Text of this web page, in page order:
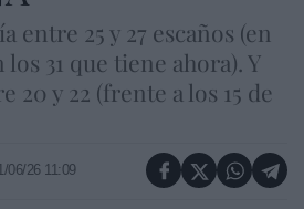
entre 25 y 27 escaños (en
31 que tiene ahora). Y
20 y 22 (frente a los 15 de
06/26 11:09